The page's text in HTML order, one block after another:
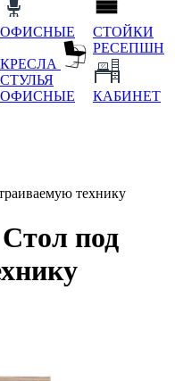
ОФИСНЫЕ
КРЕСЛА
СТУЛЬЯ
ОФИСНЫЕ
СТОЙКИ
РЕСЕПШН
КАБИНЕТ
технику
под